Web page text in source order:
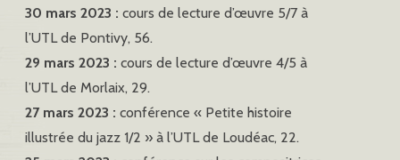
30 mars 2023 : cours de lecture d’œuvre 5/7 à
l’UTL de Pontivy, 56.
29 mars 2023 : cours de lecture d’œuvre 4/5 à
l’UTL de Morlaix, 29.
27 mars 2023 : conférence « Petite histoire
illustrée du jazz 1/2 » à l’UTL de Loudéac, 22.